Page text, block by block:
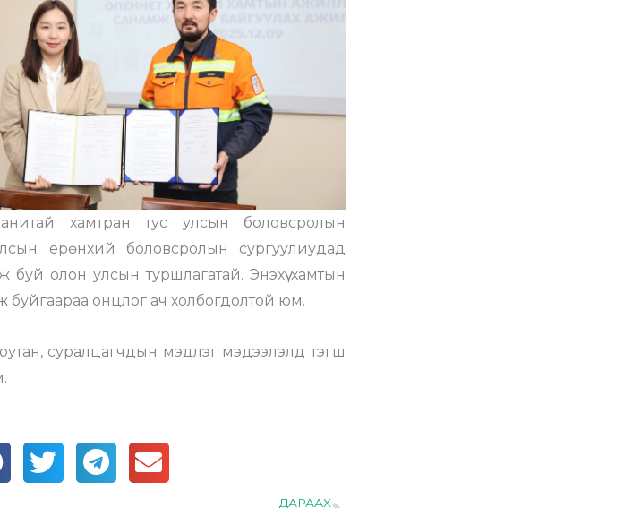
хамтран тус улсын боловсролын
ерөнхий боловсролын сургуулиудад
буй олон улсын туршлагатай. Энэхүү хамтын
буйгаараа онцлог ач холбогдолтой юм.
суралцагчдын мэдлэг мэдээлэлд тэгш
ДАРААХ